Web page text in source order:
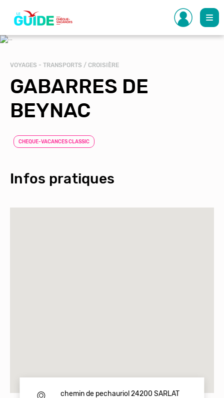
contenu
principal
VOYAGES - TRANSPORTS / CROISIÈRE
GABARRES DE
BEYNAC
CHEQUE-VACANCES CLASSIC
Infos pratiques
chemin de pechauriol 24200 SARLAT